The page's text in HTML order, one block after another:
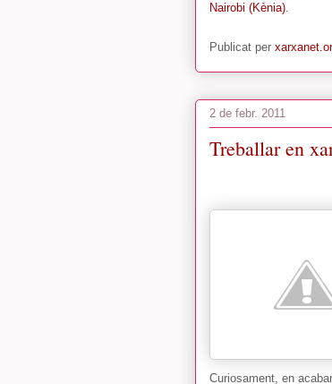
Nairobi (Kènia).
Publicat per
2 de febr. 2011
Treballar en
Curiosament, en